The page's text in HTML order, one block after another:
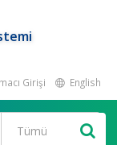
Girişi English